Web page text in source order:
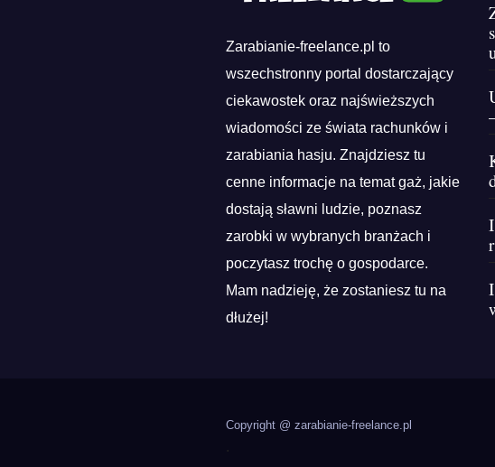
Zarabianie-freelance.pl to
wszechstronny portal dostarczający
ciekawostek oraz najświeższych
wiadomości ze świata rachunków i
zarabiania hasju. Znajdziesz tu
cenne informacje na temat gaż, jakie
dostają sławni ludzie, poznasz
zarobki w wybranych branżach i
poczytasz trochę o gospodarce.
Mam nadzieję, że zostaniesz tu na
dłużej!
Copyright @ zarabianie-freelance.pl
.